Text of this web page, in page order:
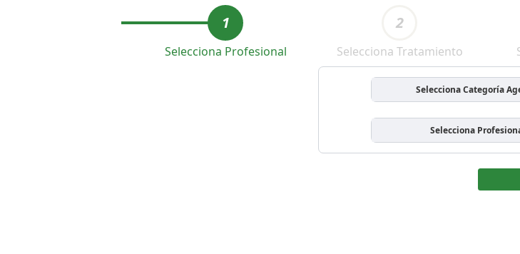
1
Selecciona Profesional
2
Selecciona Tratamiento
Selecciona Categoría
Selecciona